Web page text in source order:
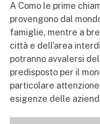
A Como le prime
provengono dal
famiglie, mentre a
città e dell'area
potranno avvalersi
predisposto per il
particolare
esigenze delle